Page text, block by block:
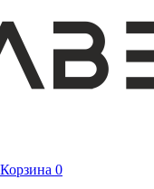
Корзина 0